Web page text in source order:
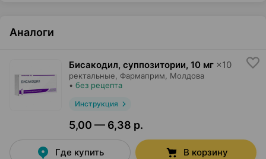
Аналоги
Бисакодил, суппозитории, 10 мг ×10
ректальные, Фармаприм, Молдова
• без рецепта
Инструкция
5,00 — 6,38 р.
Где купить В корзину